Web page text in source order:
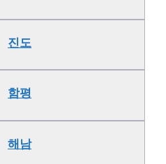
진도
함평
해남